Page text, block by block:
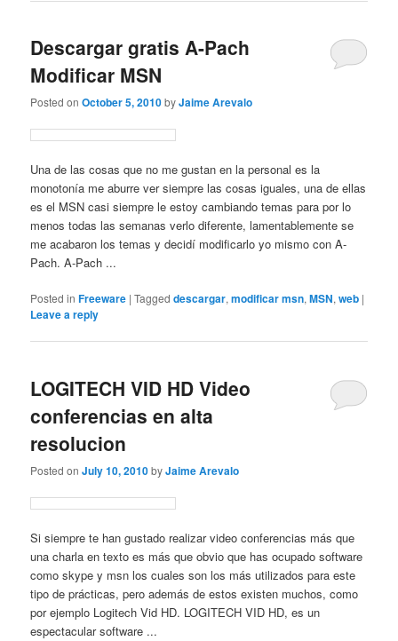
Descargar gratis A-Pach
Modificar MSN
Posted onOctober 5, 2010byJaime Arevalo
Una de las cosas que no me gustan en la personal es la
monotonía me aburre ver siempre las cosas iguales, una de ellas
es el MSN casi siempre le estoy cambiando temas para por lo
menos todas las semanas verlo diferente, lamentablemente se
me acabaron los temas y decidí modificarlo yo mismo con A-
Pach. A-Pach ...
Posted in Freeware |Tagged descargar,modificar msn,MSN,web |
Leave a reply
LOGITECH VID HD Video
conferencias en alta
resolucion
Posted onJuly 10, 2010byJaime Arevalo
Si siempre te han gustado realizar video conferencias más que
una charla en texto es más que obvio que has ocupado software
como skype y msn los cuales son los más utilizados para este
tipo de prácticas, pero además de estos existen muchos, como
por ejemplo Logitech Vid HD. LOGITECH VID HD, es un
espectacular software ...